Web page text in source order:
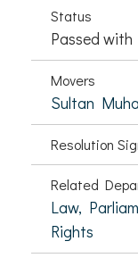
Status
Passed
Movers
Sultan
Resolution
Related
Law,
Rights